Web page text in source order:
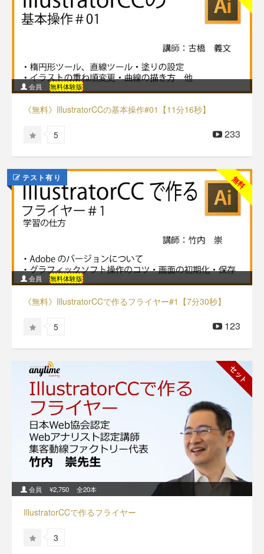
会員 無料体験版
《無料》IllustratorCCの基本操作#01【11分16秒】
5 233
テスト有り 無料
会員 無料体験版
《無料》IllustratorCCで作るフライヤー#1【7分30秒】
5 123
セット
会員 ¥2,750 全20本
IllustratorCCで作るフライヤー
3